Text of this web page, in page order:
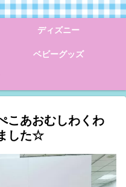
ディズニー
ベビーグッズ
こあおむしわくわ
した☆